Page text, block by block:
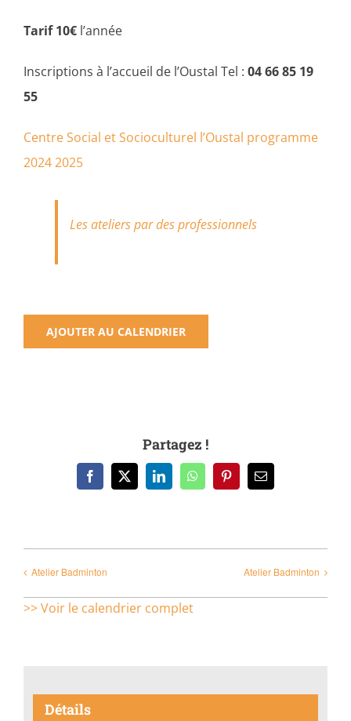
Tarif 10€ l’année
Inscriptions à l’accueil de l’Oustal Tel : 04 66 85 19
55
Centre Social et Socioculturel l’Oustal programme
2024 2025
Les ateliers par des professionnels
AJOUTER AU CALENDRIER
Partagez !
Facebook
X LinkedInWhatsAppPinterestEmail
Atelier Badminton Atelier Badminton
>> Voir le calendrier complet
Détails